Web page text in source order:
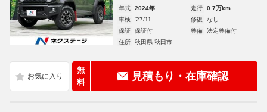
年式 2024年 走行
0.7万km
車検
'27/11 修復
なし
保証
保証付 整備
法定整備付
住所
秋田県 秋田市
無
料
見積もり・在庫確認